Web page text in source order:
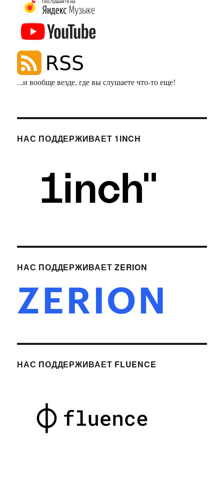
...и вообще везде, где вы слушаете что-то еще!
НАС ПОДДЕРЖИВАЕТ 1INCH
НАС ПОДДЕРЖИВАЕТ ZERION
НАС ПОДДЕРЖИВАЕТ FLUENCE